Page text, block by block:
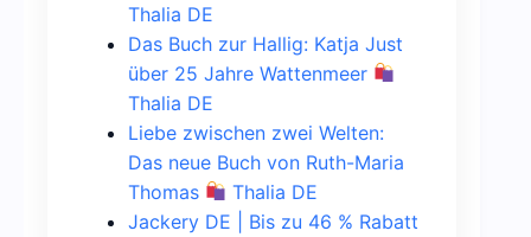
Thalia DE
Das Buch zur Hallig: Katja Just
über 25 Jahre Wattenmeer
Thalia DE
Liebe zwischen zwei Welten:
Das neue Buch von Ruth-Maria
Thomas
Thalia DE
Jackery DE | Bis zu 46 % Rabatt